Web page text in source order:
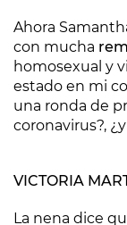
Ahora
con mucha
homosexual y
estado en mi
una ronda de
coronavirus?,
VICTORIA
La nena dice